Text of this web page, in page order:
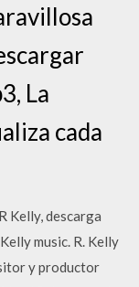
La
cada
Kelly, descarga
music. R. Kelly
y productor